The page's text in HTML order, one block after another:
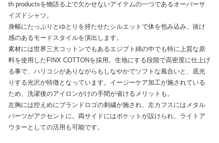
th productsを物語る上で欠かせないアイテムの一つであるオーバーサ
イズドシャツ。
身幅にたっぷりとゆとりを持たせたシルエットで体を包み込み、抜け
感のあるモードスタイルを演出します。
素材には世界三大コットンでもあるエジプト綿の中でも特に上質な原
料を使用したFINX COTTONを採用。生地にする段階で⾼密度に仕上げ
る事で、ハリコシがありながらもしなやかでソフトな⾵合いと、底光
りする光沢が特徴となっています。イージーケア加⼯が施されている
ため、洗濯後のアイロンがけの⼿間が省けるメリットも。
左胸には控えめにブランドロゴの刺繍が施され、左カフスにはメタル
パーツがアクセントに。両サイドにはポケットが設けられ、ライトア
ウターとしての活用も可能です。